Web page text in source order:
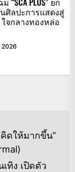
ศิลปะการแสดงสู่
จกลางทองหล่อ
2026
ดให้มากขึ้น”
ทิง เปิดตัว